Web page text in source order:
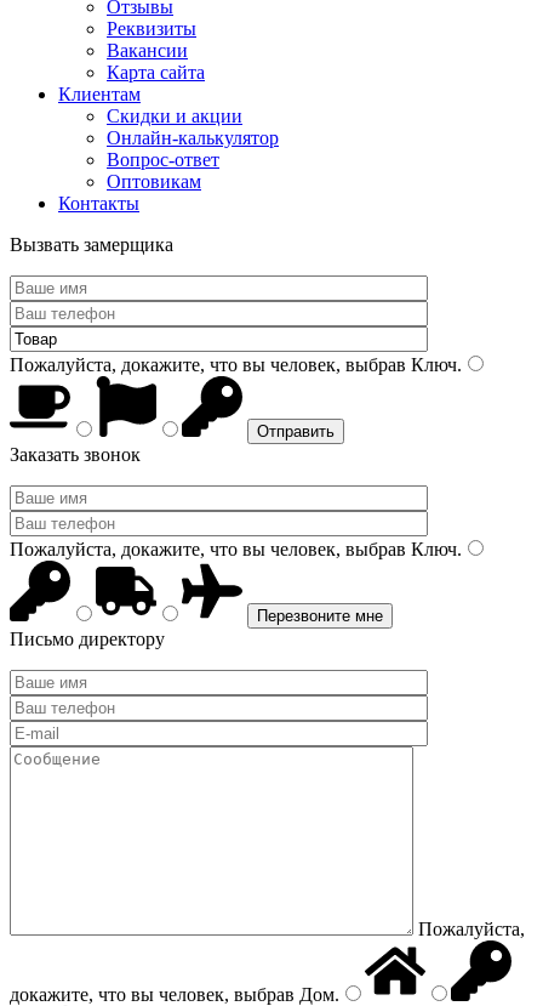
Отзывы
Реквизиты
Вакансии
Карта сайта
Клиентам
Скидки и акции
Онлайн-калькулятор
Вопрос-ответ
Оптовикам
Контакты
Вызвать замерщика
Пожалуйста, докажите, что вы человек, выбрав Ключ.
Заказать звонок
Пожалуйста, докажите, что вы человек, выбрав Ключ.
Письмо директору
Пожалуйста,
докажите, что вы человек, выбрав Дом.